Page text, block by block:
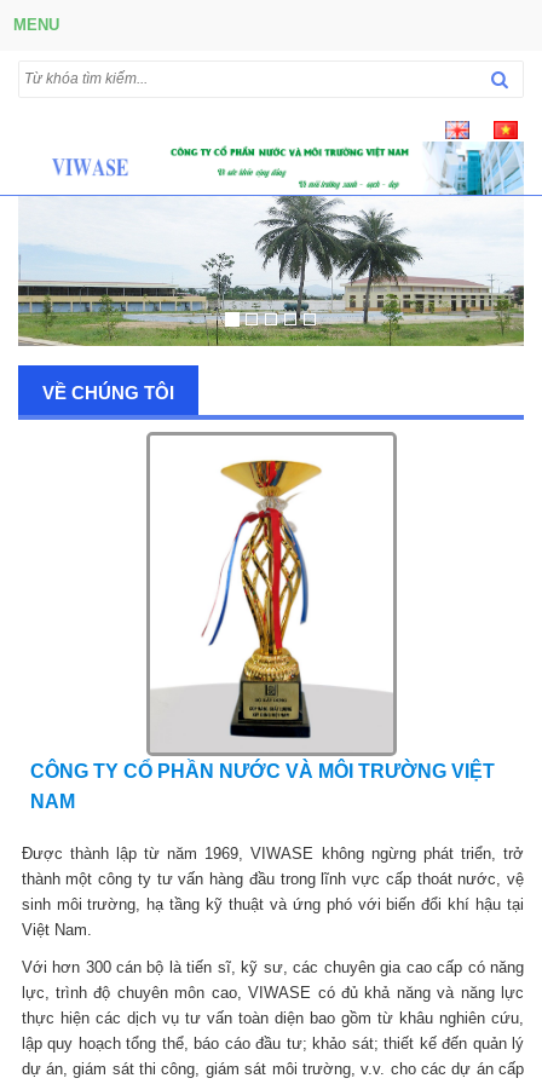
MENU
VỀ CHÚNG TÔI
CÔNG TY CỔ PHẦN NƯỚC VÀ MÔI TRƯỜNG VIỆT
NAM
Được thành lập từ năm 1969, VIWASE không ngừng phát triển, trở
thành một công ty tư vấn hàng đầu trong lĩnh vực cấp thoát nước, vệ
sinh môi trường, hạ tầng kỹ thuật và ứng phó với biến đổi khí hậu tại
Việt Nam.
Với hơn 300 cán bộ là tiến sĩ, kỹ sư, các chuyên gia cao cấp có năng
lực, trình độ chuyên môn cao, VIWASE có đủ khả năng và năng lực
thực hiện các dịch vụ tư vấn toàn diện bao gồm từ khâu nghiên cứu,
lập quy hoạch tổng thể, báo cáo đầu tư; khảo sát; thiết kế đến quản lý
dự án, giám sát thi công, giám sát môi trường, v.v. cho các dự án cấp